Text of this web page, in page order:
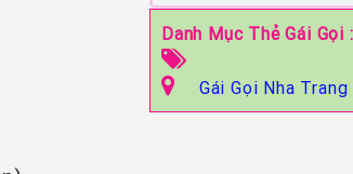
Danh Mục Thẻ Gái Gọi :
Gái Gọi Nha Trang